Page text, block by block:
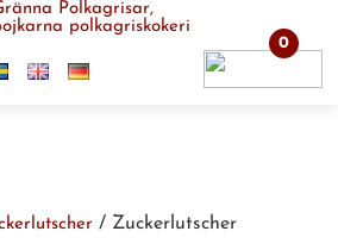
0
/ Zuckerlutscher